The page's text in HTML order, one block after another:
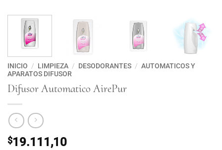
INICIO / LIMPIEZA / DESODORANTES / AUTOMATICOS Y
APARATOS DIFUSOR
Difusor Automatico AirePur
$19.111,10